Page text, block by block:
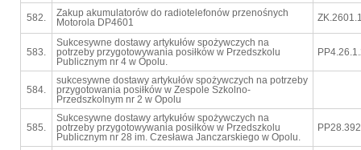
582.
Zakup akumulatorów do radiotelefonów przenośnych
Motorola DP4601
583.
Sukcesywne dostawy artykułów spożywczych na
potrzeby przygotowywania posiłków w Przedszkolu
Publicznym nr 4 w Opolu.
584.
sukcesywne dostawy artykułów spożywczych na potrzeby
przygotowania posiłków w Zespole Szkolno-
Przedszkolnym nr 2 w Opolu
585.
Sukcesywne dostawy artykułów spożywczych na
potrzeby przygotowywania posiłków w Przedszkolu
Publicznym nr 28 im. Czesława Janczarskiego w Opolu.